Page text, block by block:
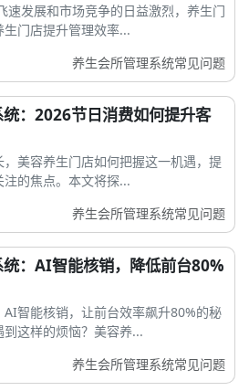
速发展和市场竞争的日益激烈，养生门
门店提升管理效率...
养生会所管理系统常见问题
：2026节日消费如何提升客
美容养生门店如何把握这一机遇，提
的焦点。本文将探...
养生会所管理系统常见问题
：AI智能核销，降低前台80%
智能核销，让前台效率飙升80%的秘
这样的烦恼？美容养...
养生会所管理系统常见问题